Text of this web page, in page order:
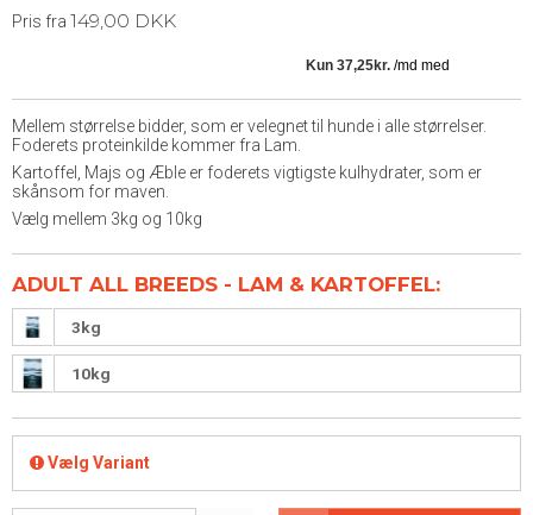
Pris fra 149,00 DKK
Mellem størrelse bidder, som er velegnet til hunde i alle størrelser.
Foderets proteinkilde kommer fra Lam.
Kartoffel, Majs og Æble er foderets vigtigste kulhydrater, som er
skånsom for maven.
Vælg mellem 3kg og 10kg
ADULT ALL BREEDS - LAM & KARTOFFEL:
3kg
10kg
Vælg Variant